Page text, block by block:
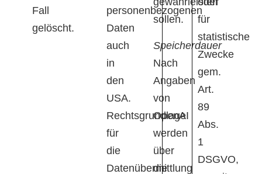
Fall
gelöscht.
personenbezogenen
Daten
auch
in
den
USA.
Rechtsgrundlage
für
die
Datenübermittlung
sollen.
Speicherdauer
Nach
Angaben
von
OpenAI
werden
über
die
für
statistische
Zwecke
gem.
Art.
89
Abs.
1
DSGVO,